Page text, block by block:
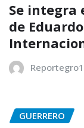
Se integra
de
Reportegro1
GUERRERO